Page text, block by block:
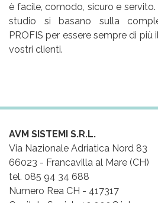
è facile, comodo, sicuro e
studio si basano sulla
PROFIS per essere sempre di
vostri clienti.
AVM SISTEMI S.R.L.
Via Nazionale Adriatica Nord 83
66023 - Francavilla al Mare (CH)
tel. 085 94 34 688
Numero Rea CH - 417317